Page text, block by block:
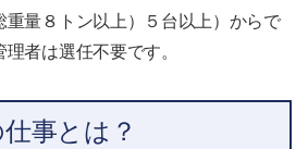
重量８トン以上）５台以上）からで
者は選任不要です。
事とは？